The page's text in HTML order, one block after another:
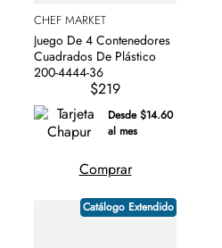
CHEF MARKET
Juego De 4 Contenedores
Cuadrados De Plástico
200-4444-36
$219
Desde $14.60
al mes
Comprar
Catálogo Extendido